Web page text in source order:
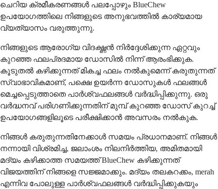
ചെറിയ ക്രമീകരണങ്ങൾ പലപ്പോഴും BlueChew
ഉപയോഗത്തിലെ നിങ്ങളുടെ അനുഭവത്തിൽ കാര്യമായ
വ്യത്യാസം വരുത്തുന്നു.
നിങ്ങളുടെ ആരോഗ്യ വിദഗ്ദ്ധൻ നിർദ്ദേശിക്കുന്ന ഏറ്റവും
കുറഞ്ഞ ഫലപ്രദമായ ഡോസിൽ നിന്ന് ആരംഭിക്കുക.
കൂടുതൽ കഴിക്കുന്നത് മികച്ച ഫലം നൽകുമെന്ന് കരുതുന്നത്
സ്വാഭാവികമാണ്, പക്ഷെ ഉയർന്ന ഡോസുകൾ ഫലങ്ങൾ
മെച്ചപ്പെടുത്താതെ പാർശ്വഫലങ്ങൾ വർദ്ധിപ്പിക്കുന്നു. ഒരു
വർദ്ധനവ് പരിഗണിക്കുന്നതിന് മുമ്പ് കുറഞ്ഞ ഡോസ് കുറച്ച്
ഉപയോഗങ്ങളിലൂടെ പരീക്ഷിക്കാൻ അവസരം നൽകുക.
നിങ്ങൾ കരുതുന്നതിനേക്കാൾ സമയം പ്രധാനമാണ്. നിങ്ങൾ
നന്നായി വിശ്രമിച്ച, ജലാംശം നിലനിർത്തിയ, അമിതമായി
മദ്യം കഴിക്കാത്ത സമയത്ത് BlueChew കഴിക്കുന്നത്
വിജയത്തിന് നിങ്ങളെ സജ്ജമാക്കും. മദ്യം തലകറക്കം, merah
എന്നിവ പോലുള്ള പാർശ്വഫലങ്ങൾ വർദ്ധിപ്പിക്കുകയും